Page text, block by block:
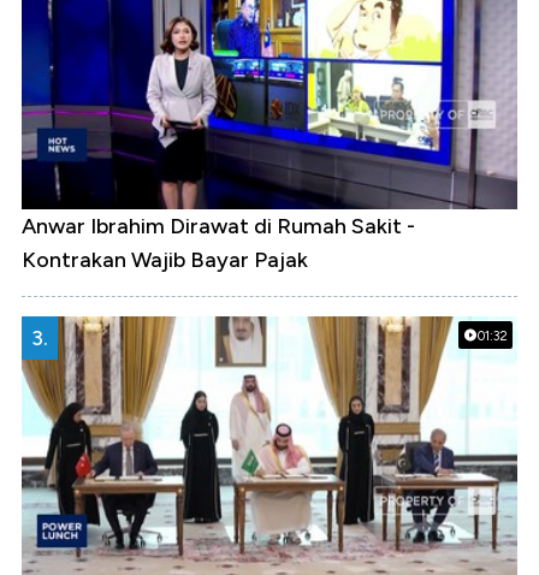
Anwar Ibrahim Dirawat di Rumah Sakit -
Kontrakan Wajib Bayar Pajak
01:32
3.